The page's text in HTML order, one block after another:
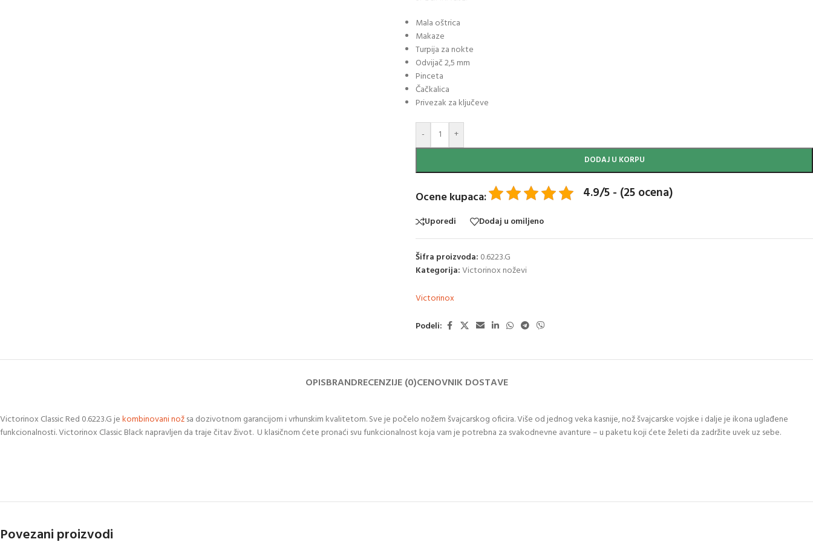
Mala oštrica
Makaze
Turpija za nokte
Odvijač 2,5 mm
Pinceta
Čačkalica
Privezak za ključeve
- +
DODAJ U KORPU
Ocene kupaca: 4.9/5 - (25 ocena)
Uporedi Dodaj u omiljeno
Šifra proizvoda: 0.6223.G
Kategorija:Victorinox noževi
Victorinox
Podeli:
OPISBRANDRECENZIJE (0)CENOVNIK DOSTAVE
Victorinox Classic Red 0.6223.G jekombinovaninožsa dozivotnom garancijom i vrhunskim kvalitetom. Sve je počelo nožem švajcarskog oficira. Više od jednog veka kasnije, nož švajcarske vojske i dalje je ikona uglađene
funkcionalnosti. Victorinox Classic Black napravljen da traje čitav život. U klasičnom ćete pronaći svu funkcionalnost koja vam je potrebna za svakodnevne avanture – u paketu koji ćete želeti da zadržite uvek uz sebe.
Povezani proizvodi